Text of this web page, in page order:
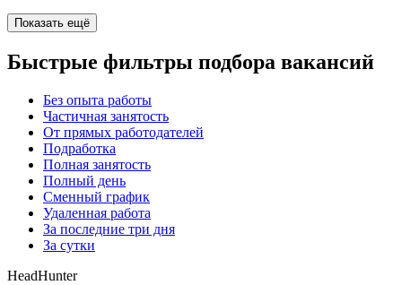
Показать ещё
Быстрые фильтры подбора вакансий
Без опыта работы
Частичная занятость
От прямых работодателей
Подработка
Полная занятость
Полный день
Сменный график
Удаленная работа
За последние три дня
За сутки
HeadHunter